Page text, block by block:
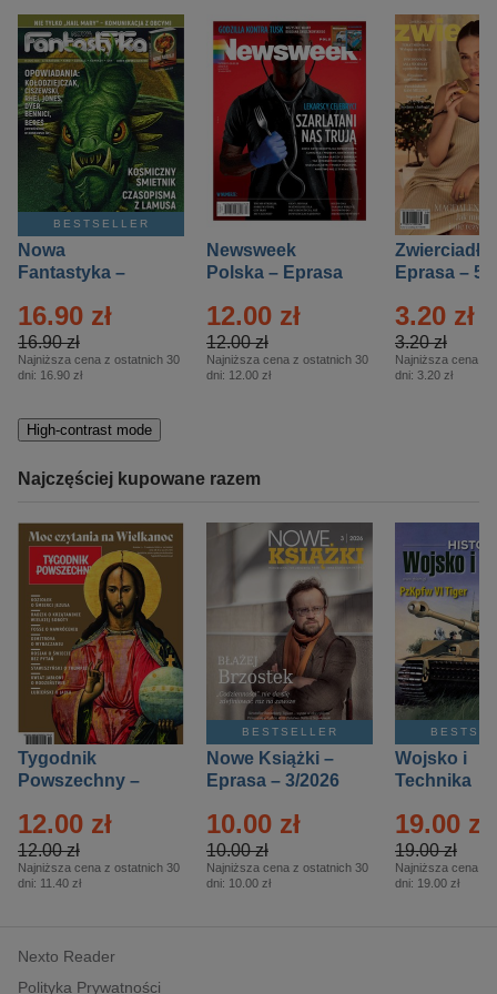
BESTSELLER
Nowa
Fantastyka –
16.90 zł
16.90 zł
Najniższa cena z ostatnich 30
dni: 16.90 zł
Newsweek
Polska – Eprasa
12.00 zł
12.00 zł
Najniższa cena z ostatnich 30
dni: 12.00 zł
Zwierciadło
Eprasa – 5/
3.20 zł
3.20 zł
Najniższa cena z
dni: 3.20 zł
High-contrast mode
Najczęściej kupowane razem
Tygodnik
Powszechny –
12.00 zł
12.00 zł
Najniższa cena z ostatnich 30
dni: 11.40 zł
BESTSELLER
Nowe Książki –
Eprasa – 3/2026
10.00 zł
10.00 zł
Najniższa cena z ostatnich 30
dni: 10.00 zł
Wojsko i
Technika
– 2/2026
19.00 zł
19.00 zł
Najniższa cena z
dni: 19.00 zł
Nexto Reader
Polityka Prywatności